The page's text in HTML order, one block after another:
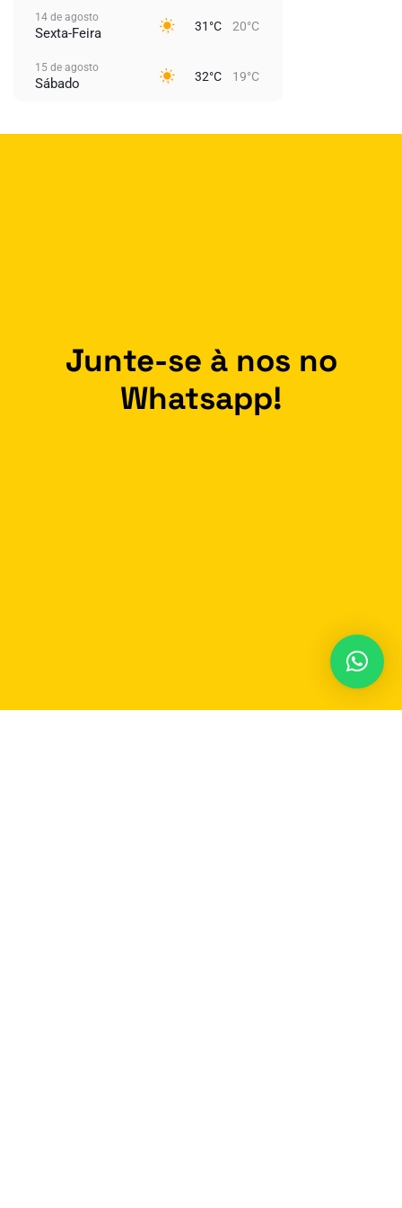
14 de agosto
Sexta-Feira 31°C 20°C
15 de agosto
Sábado 32°C 19°C
Junte-se à nos no
Whatsapp!